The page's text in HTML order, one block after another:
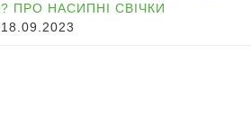
? ПРО НАСИПНІ СВІЧКИ
18.09.2023